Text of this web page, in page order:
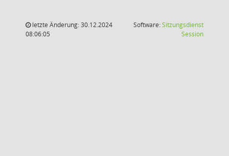
letzte Änderung: 30.12.2024
08:06:05
Software:Sitzungsdienst
Session(Wird in